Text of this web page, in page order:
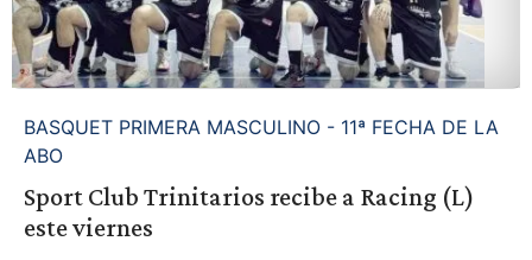
BASQUET PRIMERA MASCULINO - 11ª FECHA DE LA
ABO
Sport Club Trinitarios recibe a Racing (L)
este viernes